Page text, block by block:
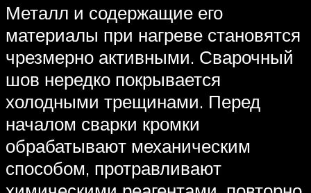
Металл и содержащие его
материалы при нагреве становятся
чрезмерно активными. Сварочный
шов нередко покрывается
холодными трещинами. Перед
началом сварки кромки
обрабатывают механическим
способом, протравливают